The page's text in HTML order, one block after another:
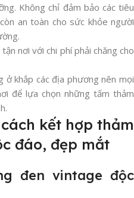
Không chỉ đảm bảo các tiêu
an toàn cho sức khỏe người
nơi với chi phí phải chăng cho
ở khắp các địa phương nên mọi
để lựa chọn những tấm thảm
kết hợp thảm
đáo, đẹp mắt
đen vintage độc